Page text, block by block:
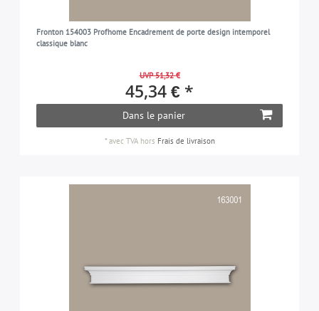
Fronton 154003 Profhome Encadrement de porte design intemporel
classique blanc
UVP 51,32 €
45,34 € *
Dans le panier
*avec TVAhors Frais de livraison